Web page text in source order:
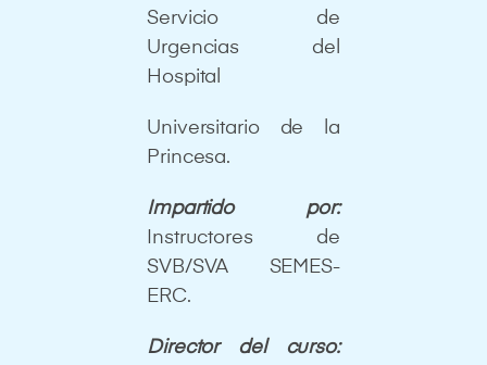
Servicio de
Urgencias del
Hospital
Universitario de la
Princesa.
Impartido por:
Instructores de
SVB/SVA SEMES-
ERC.
Director del curso: